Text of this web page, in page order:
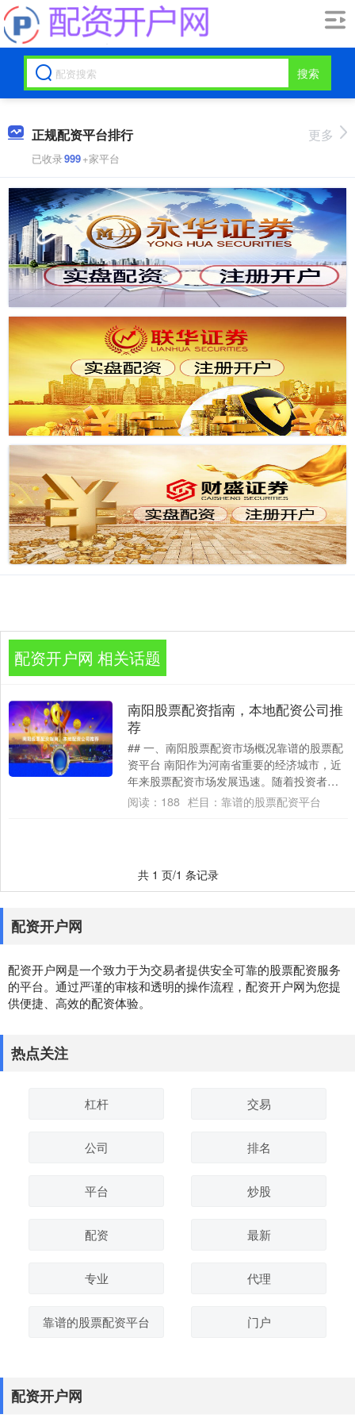
搜索
正规配资平台排行
已收录999+家平台
更多
配资开户网 相关话题
南阳股票配资指南，本地配资公司推
荐
## 一、南阳股票配资市场概况靠谱的股票配
资平台 南阳作为河南省重要的经济城市，近
年来股票配资市场发展迅速。随着投资者对
资金杠杆需求的增加，本地配资公司数量逐
阅读： 188 栏目： 靠谱的股票配资平台
共 1 页/1 条记录
配资开户网
配资开户网是一个致力于为交易者提供安全可靠的股票配资服务
的平台。通过严谨的审核和透明的操作流程，配资开户网为您提
供便捷、高效的配资体验。
热点关注
杠杆 交易
公司 排名
平台 炒股
配资 最新
专业 代理
靠谱的股票配资平台 门户
配资开户网